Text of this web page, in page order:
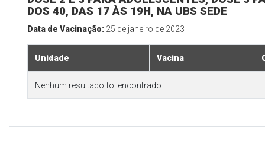
DOS 40, DAS 17 ÀS 19H, NA UBS SEDE
Data de Vacinação: 25 de janeiro de 2023
Unidade Vacina
Nenhum resultado foi encontrado.